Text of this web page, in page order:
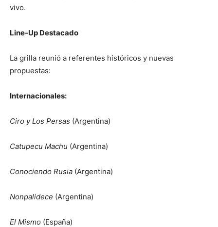
vivo.
Line-Up Destacado
La grilla reunió a referentes históricos y nuevas
propuestas:
Internacionales:
Ciro y Los Persas (Argentina)
Catupecu Machu (Argentina)
Conociendo Rusia (Argentina)
Nonpalidece (Argentina)
El Mismo (España)